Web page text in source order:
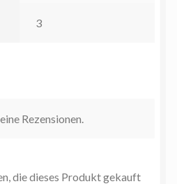
3
Rezensionen.
die dieses Produkt gekauft